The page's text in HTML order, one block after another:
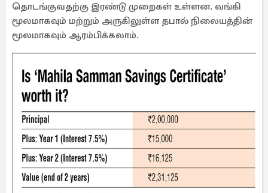
தொடங்குவதற்கு இரண்டு முறைகள் உள்ளன. வங்கி
மூலமாகவும் மற்றும் அருகிலுள்ள தபால் நிலையத்தின்
மூலமாகவும் ஆரம்பிக்கலாம்.